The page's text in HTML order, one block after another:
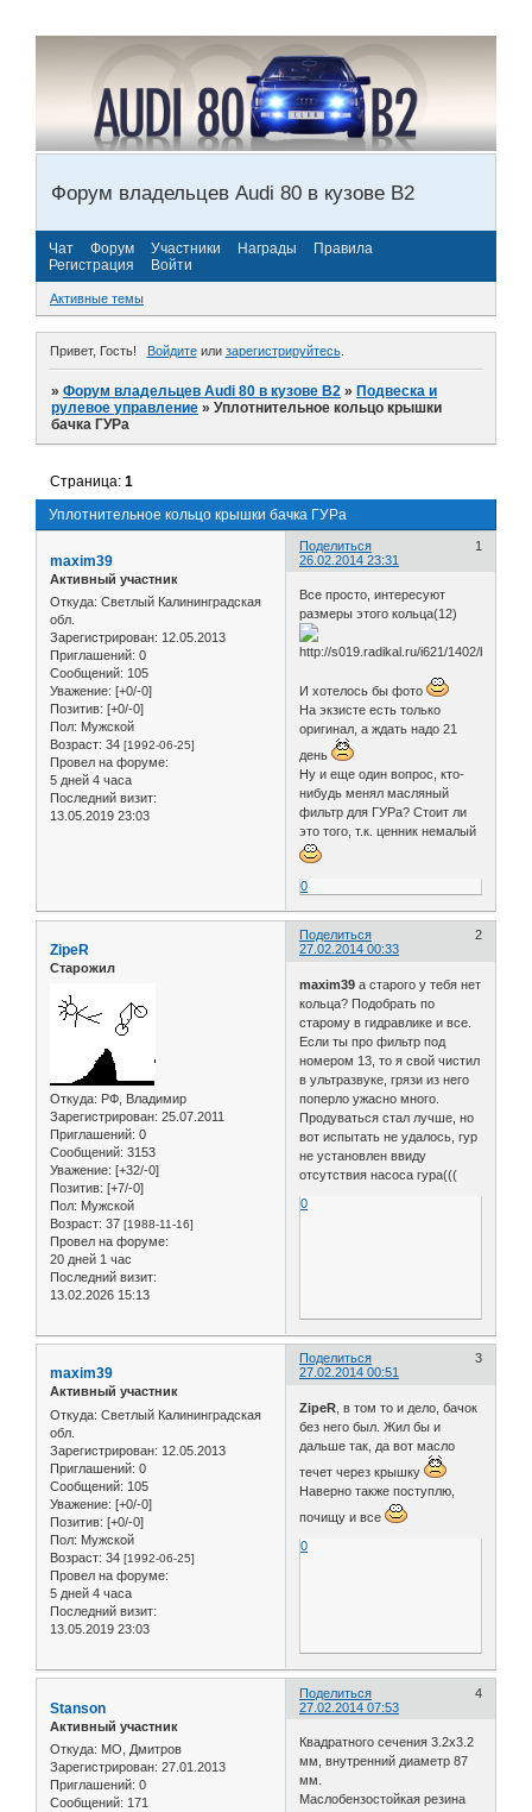
Форум владельцев Audi 80 в кузове В2
Чат Форум Участники Награды
Правила
Регистрация
Войти
Активные темы
Привет, Гость! Войдитеили зарегистрируйтесь.
»Форум владельцев Audi 80 в кузове В2 »Подвеска и
рулевое управление »Уплотнительное кольцо крышки
бачка ГУРа
Уплотнительное кольцо крышки бачка ГУРа
Страница:1
Поделиться
1
26.02.2014 23:31
maxim39
Активный участник
Откуда: Светлый Калининградская
обл.
Зарегистрирован: 12.05.2013
Приглашений: 0
Сообщений: 105
Уважение: [+0/-0]
Позитив: [+0/-0]
Пол: Мужской
Возраст: 34 [1992-06-25]
Провел на форуме:
5 дней 4 часа
Последний визит:
13.05.2019 23:03
Все просто, интересуют
размеры этого кольца(12)
И хотелось бы фото
На экзисте есть только
оригинал, а ждать надо 21
день
Ну и еще один вопрос, кто-
нибудь менял масляный
фильтр для ГУРа? Стоит ли
это того, т.к. ценник немалый
0
Поделиться
2
27.02.2014 00:33
ZipeR
Старожил
Откуда: РФ, Владимир
Зарегистрирован: 25.07.2011
Приглашений: 0
Сообщений: 3153
Уважение: [+32/-0]
Позитив: [+7/-0]
Пол: Мужской
Возраст: 37 [1988-11-16]
Провел на форуме:
20 дней 1 час
Последний визит:
13.02.2026 15:13
maxim39 а старого у тебя нет
кольца? Подобрать по
старому в гидравлике и все.
Если ты про фильтр под
номером 13, то я свой чистил
в ультразвуке, грязи из него
поперло ужасно много.
Продуваться стал лучше, но
вот испытать не удалось, гур
не установлен ввиду
отсутствия насоса гура(((
0
Поделиться
3
27.02.2014 00:51
maxim39
Активный участник
Откуда: Светлый Калининградская
обл.
Зарегистрирован: 12.05.2013
Приглашений: 0
Сообщений: 105
Уважение: [+0/-0]
Позитив: [+0/-0]
Пол: Мужской
Возраст: 34 [1992-06-25]
Провел на форуме:
5 дней 4 часа
Последний визит:
13.05.2019 23:03
ZipeR , в том то и дело, бачок
без него был. Жил бы и
дальше так, да вот масло
течет через крышку
Наверно также поступлю,
почищу и все
0
Поделиться
4
27.02.2014 07:53
Stanson
Активный участник
Откуда: МО, Дмитров
Зарегистрирован: 27.01.2013
Приглашений: 0
Сообщений: 171
Квадратного сечения 3.2х3.2
мм, внутренний диаметр 87
мм.
Маслобензостойкая резина